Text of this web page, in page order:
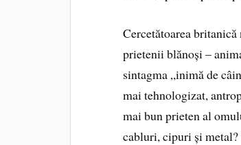
Cercetătoarea
prietenii blănoși –
sintagma „inimă de
mai tehnologizat,
mai bun prieten al
cabluri, cipuri și metal?